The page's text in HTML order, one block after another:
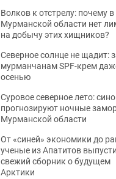
Волков к отстрелу: почему в
Мурманской области нет
на добычу этих хищников?
Северное солнце не щадит:
мурманчанам SPF-крем
осенью
Суровое северное лето:
прогнозируют ночные
Мурманской области
От «синей» экономики до
ученые из Апатитов
свежий сборник о будущем
Арктики